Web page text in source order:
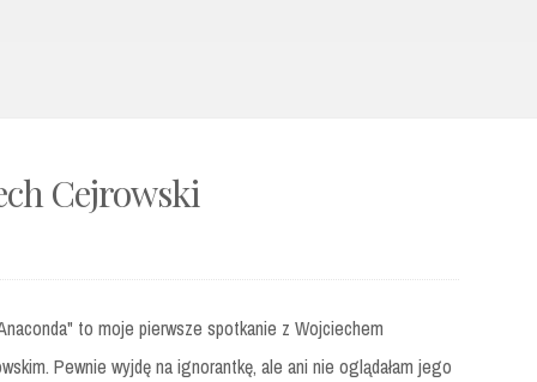
Cejrowski
to moje pierwsze spotkanie z Wojciechem
Pewnie wyjdę na ignorantkę, ale ani nie oglądałam jego